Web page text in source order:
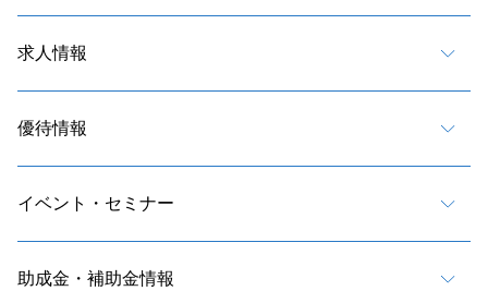
求人情報
優待情報
イベント・セミナー
助成金・補助金情報